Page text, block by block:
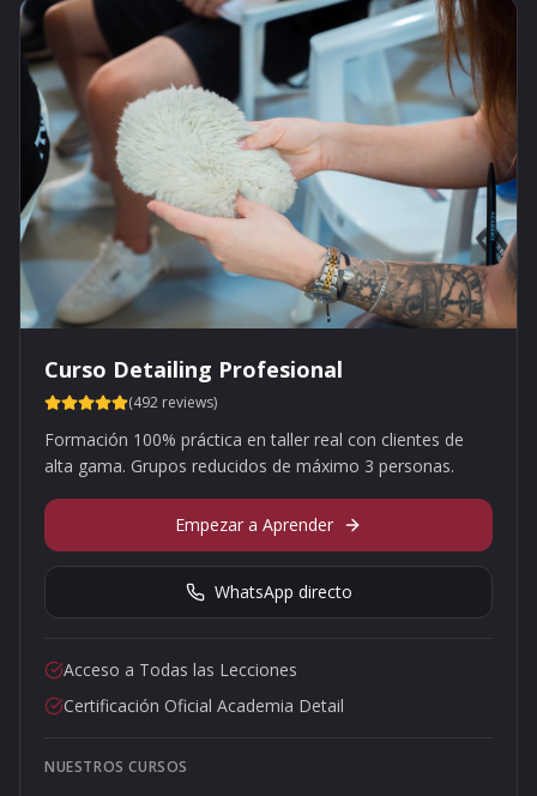
Curso Detailing Profesional
(492 reviews)
Formación 100% práctica en taller real con clientes de
alta gama. Grupos reducidos de máximo 3 personas.
Empezar a Aprender
WhatsApp directo
Acceso a Todas las Lecciones
Certificación Oficial Academia Detail
NUESTROS CURSOS